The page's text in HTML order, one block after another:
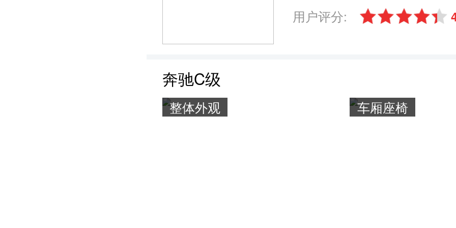
用户评分:
奔驰C级
整体外观 车厢座椅